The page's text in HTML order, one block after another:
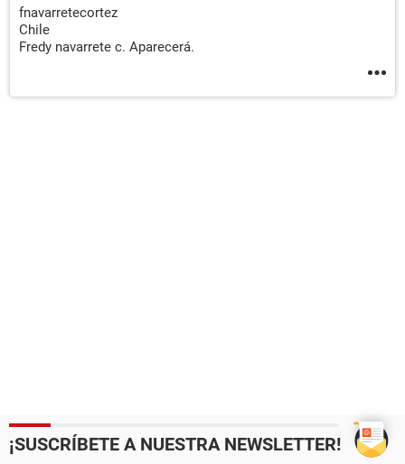
fnavarretecortez
Chile
Fredy navarrete c. Aparecerá.
¡SUSCRÍBETE A NUESTRA NEWSLETTER!